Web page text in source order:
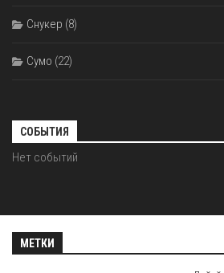
Снукер (8)
Сумо (22)
СОБЫТИЯ
Нет событий
МЕТКИ